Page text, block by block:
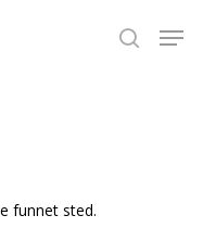
funnet sted.